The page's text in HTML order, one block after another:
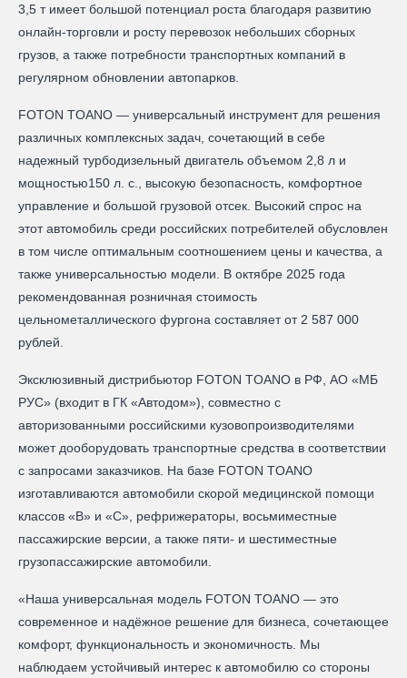
3,5 т имеет большой потенциал роста благодаря развитию
онлайн-торговли и росту перевозок небольших сборных
грузов, а также потребности транспортных компаний в
регулярном обновлении автопарков.
FOTON TOANO — универсальный инструмент для решения
различных комплексных задач, сочетающий в себе
надежный турбодизельный двигатель объемом 2,8 л и
мощностью150 л. с., высокую безопасность, комфортное
управление и большой грузовой отсек. Высокий спрос на
этот автомобиль среди российских потребителей обусловлен
в том числе оптимальным соотношением цены и качества, а
также универсальностью модели. В октябре 2025 года
рекомендованная розничная стоимость
цельнометаллического фургона составляет от 2 587 000
рублей.
Эксклюзивный дистрибьютор FOTON TOANO в РФ, АО «МБ
РУС» (входит в ГК «Автодом»), совместно с
авторизованными российскими кузовопроизводителями
может дооборудовать транспортные средства в соответствии
с запросами заказчиков. На базе FOTON TOANO
изготавливаются автомобили скорой медицинской помощи
классов «В» и «С», рефрижераторы, восьмиместные
пассажирские версии, а также пяти- и шестиместные
грузопассажирские автомобили.
«Наша универсальная модель FOTON TOANO — это
современное и надёжное решение для бизнеса, сочетающее
комфорт, функциональность и экономичность. Мы
наблюдаем устойчивый интерес к автомобилю со стороны